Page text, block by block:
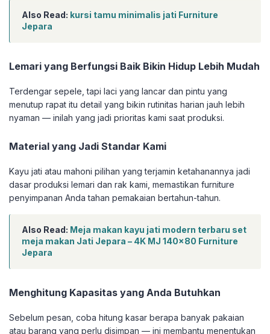
Also Read: kursi tamu minimalis jati Furniture
Jepara
Lemari yang Berfungsi Baik Bikin Hidup Lebih Mudah
Terdengar sepele, tapi laci yang lancar dan pintu yang
menutup rapat itu detail yang bikin rutinitas harian jauh lebih
nyaman — inilah yang jadi prioritas kami saat produksi.
Material yang Jadi Standar Kami
Kayu jati atau mahoni pilihan yang terjamin ketahanannya jadi
dasar produksi lemari dan rak kami, memastikan furniture
penyimpanan Anda tahan pemakaian bertahun-tahun.
Also Read: Meja makan kayu jati modern terbaru set
meja makan Jati Jepara – 4K MJ 140×80 Furniture
Jepara
Menghitung Kapasitas yang Anda Butuhkan
Sebelum pesan, coba hitung kasar berapa banyak pakaian
atau barang yang perlu disimpan — ini membantu menentukan